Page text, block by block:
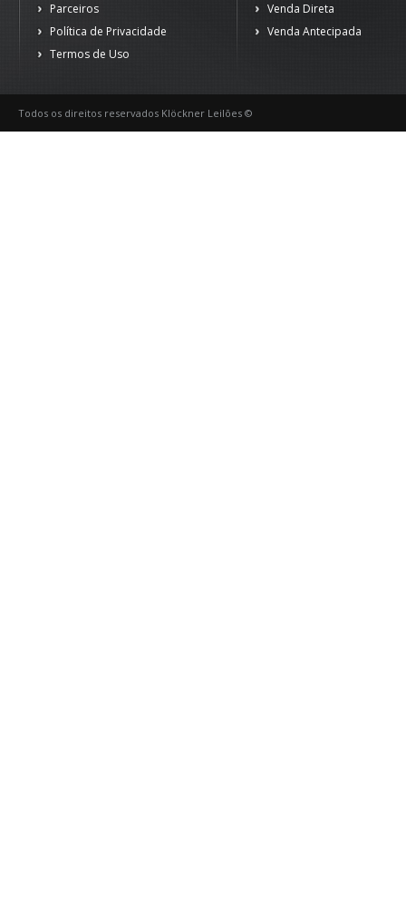
Parceiros
Política de Privacidade
Termos de Uso
Venda Direta
Venda Antecipada
Todos os direitos reservados Klöckner Leilões ©